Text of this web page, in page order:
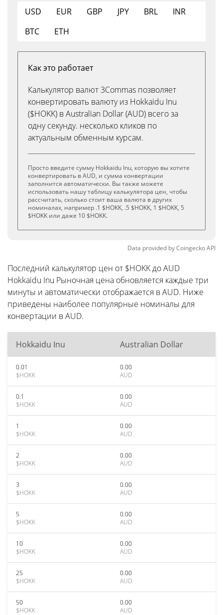
USD EUR GBP JPY BRL
INR
BTC
ETH
Как это работает
Калькулятор валют 3Commas позволяет
конвертировать валюту из Hokkaidu Inu
($HOKK) в Australian Dollar (AUD) всего за
одну секунду. несколько кликов по
актуальным обменным курсам.
Просто введите сумму Hokkaidu Inu, которую вы хотите
конвертировать в AUD, и сумма конвертации
заполнится автоматически. Вы также можете
использовать нашу таблицу калькулятора цен, чтобы
рассчитать, сколько стоит ваша валюта в других
номиналах, например .1 $HOKK, .5 $HOKK, 1 $HOKK, 5
$HOKK или даже 10 $HOKK.
Data provided byCoingeckoAPI
Последний калькулятор цен от $HOKK до AUD
Hokkaidu Inu Рыночная цена обновляется каждые три
минуты и автоматически отображается в AUD. Ниже
приведены наиболее популярные номиналы для
конвертации в AUD.
Hokkaidu Inu Australian Dollar
0.01
$HOKK
0.00
AUD
0.1
$HOKK
0.00
AUD
1
$HOKK
0.00
AUD
2
$HOKK
0.00
AUD
3
$HOKK
0.00
AUD
5
$HOKK
0.00
AUD
10
$HOKK
0.00
AUD
25
$HOKK
0.00
AUD
50
$HOKK
0.00
AUD